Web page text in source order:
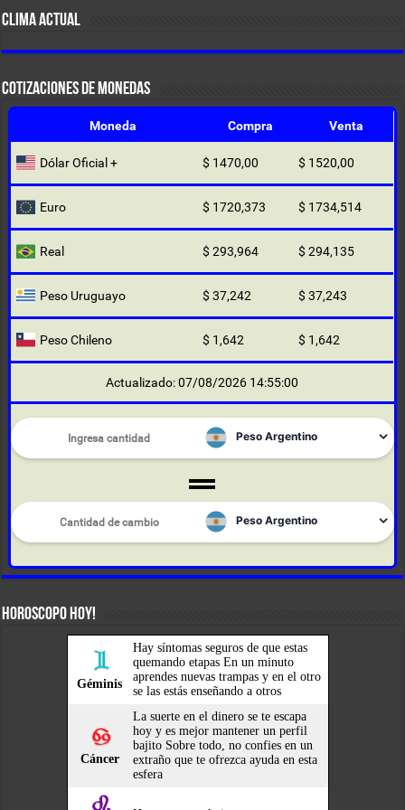
CLIMA ACTUAL
COTIZACIONES DE MONEDAS
Moneda Compra Venta
Dólar Oficial + $ 1470,00 $ 1520,00
Euro $ 1720,373 $ 1734,514
Real $ 293,964 $ 294,135
Peso Uruguayo $ 37,242 $ 37,243
Peso Chileno $ 1,642 $ 1,642
Actualizado: 07/08/2026 14:55:00
HOROSCOPO HOY!